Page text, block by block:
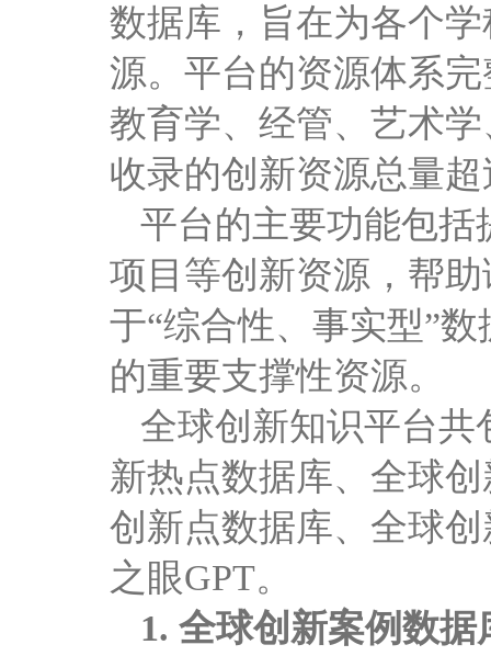
数据库，旨在为各个
源。平台的资源体系
教育学、经管、艺术
收录的创新资源总量超
平台的主要功能包
项目等创新资源，帮
于“综合性、事实型”
的重要支撑性资源。
全球创新知识平台共
新热点数据库、全球
创新点数据库、全球
之眼GPT。
1. 全球创新案例数据